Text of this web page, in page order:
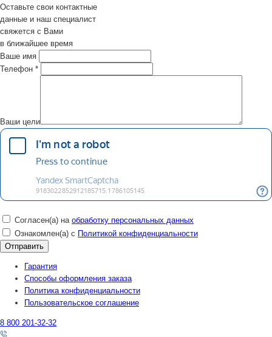
Оставьте свои контактные
данные и наш специалист
свяжется с Вами
в ближайшее время
Ваше имя
Телефон *
Ваши цели
Согласен(а) на обработку персональных данных
Ознакомлен(а) с Политикой конфиденциальности
Гарантия
Способы оформления заказа
Политика конфиденциальности
Пользовательское соглашение
8 800 201-32-32